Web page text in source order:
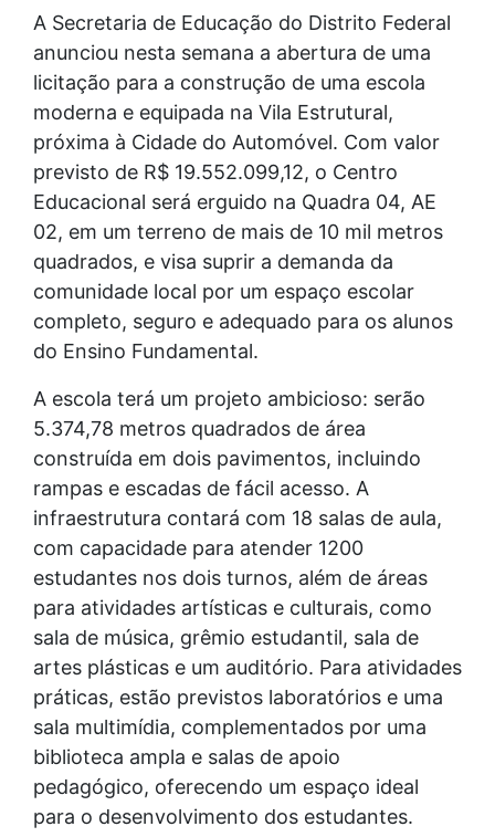
A Secretaria de Educação do Distrito Federal
anunciou nesta semana a abertura de uma
licitação para a construção de uma escola
moderna e equipada na Vila Estrutural,
próxima à Cidade do Automóvel. Com valor
previsto de R$ 19.552.099,12, o Centro
Educacional será erguido na Quadra 04, AE
02, em um terreno de mais de 10 mil metros
quadrados, e visa suprir a demanda da
comunidade local por um espaço escolar
completo, seguro e adequado para os alunos
do Ensino Fundamental.
A escola terá um projeto ambicioso: serão
5.374,78 metros quadrados de área
construída em dois pavimentos, incluindo
rampas e escadas de fácil acesso. A
infraestrutura contará com 18 salas de aula,
com capacidade para atender 1200
estudantes nos dois turnos, além de áreas
para atividades artísticas e culturais, como
sala de música, grêmio estudantil, sala de
artes plásticas e um auditório. Para atividades
práticas, estão previstos laboratórios e uma
sala multimídia, complementados por uma
biblioteca ampla e salas de apoio
pedagógico, oferecendo um espaço ideal
para o desenvolvimento dos estudantes.